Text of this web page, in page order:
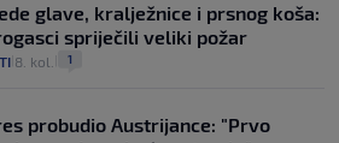
glave, kralježnice i prsnog koša:
spriječili veliki požar
8. kol. 1
probudio Austrijance: "Prvo